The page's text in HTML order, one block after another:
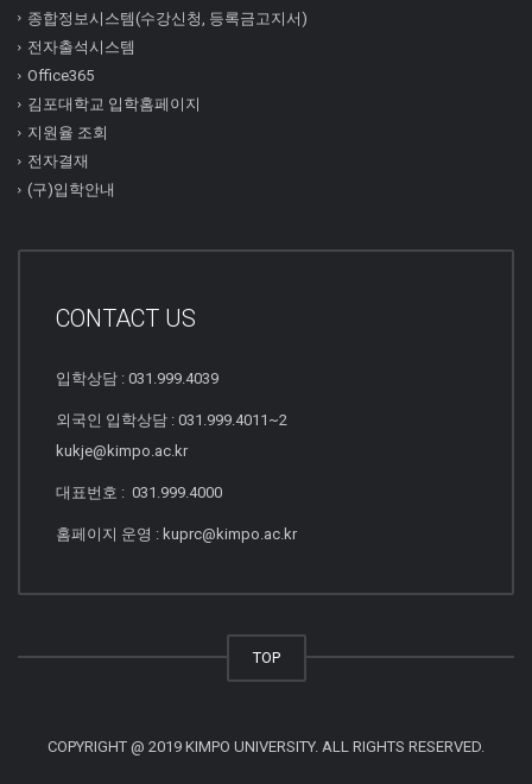
종합정보시스템(수강신청, 등록금고지서)
전자출석시스템
Office365
김포대학교 입학홈페이지
지원율 조회
전자결재
(구)입학안내
CONTACT US
입학상담 : 031.999.4039
외국인 입학상담 : 031.999.4011~2
kukje@kimpo.ac.kr
대표번호 : 031.999.4000
홈페이지 운영 : kuprc@kimpo.ac.kr
TOP
COPYRIGHT @ 2019 KIMPO UNIVERSITY. ALL RIGHTS RESERVED.